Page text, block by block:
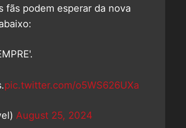
fãs podem esperar da nova
pic.twitter.com/o5WS626UXa
August 25, 2024